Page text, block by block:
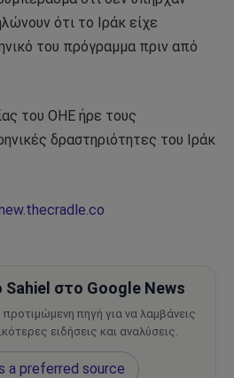
ότι το Ιράκ είχε
του πρόγραμμα πριν από
του ΟΗΕ ήρε τους
δραστηριότητες του Ιράκ
στο Google News
πηγή για να λαμβάνεις
ειδήσεις και αναλύσεις.
a preferred source